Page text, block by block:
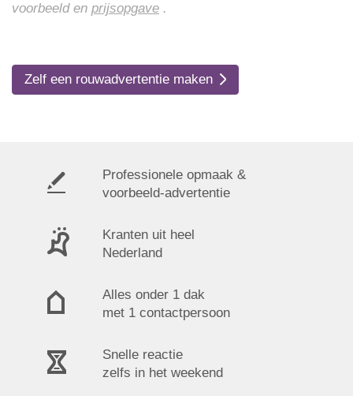
voorbeeld en prijsopgave .
Zelf een rouwadvertentie maken
Professionele opmaak &
voorbeeld-advertentie
Kranten uit heel
Nederland
Alles onder 1 dak
met 1 contactpersoon
Snelle reactie
zelfs in het weekend